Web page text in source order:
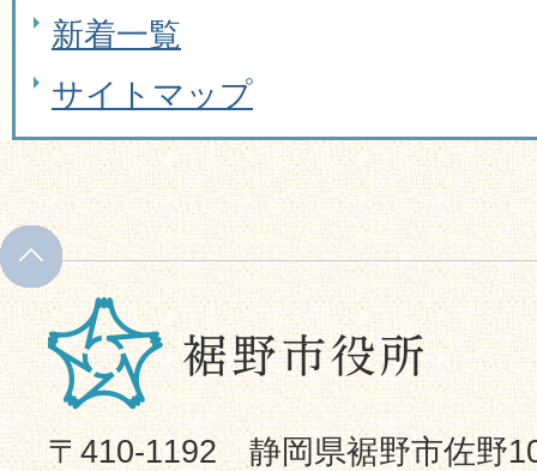
新着一覧
サイトマップ
〒410-1192 静岡県裾野市佐野